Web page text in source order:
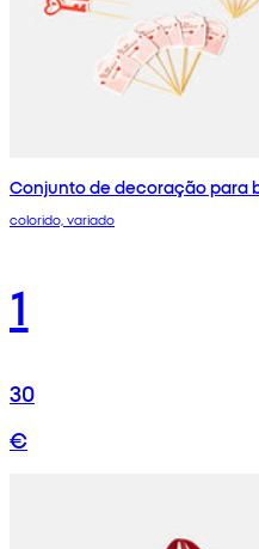
Conjunto de decoração para
colorido, variado
1
30
€